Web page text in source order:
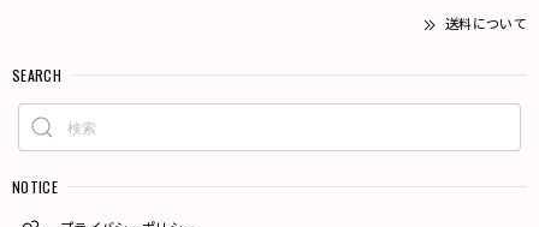
送料について
SEARCH
NOTICE